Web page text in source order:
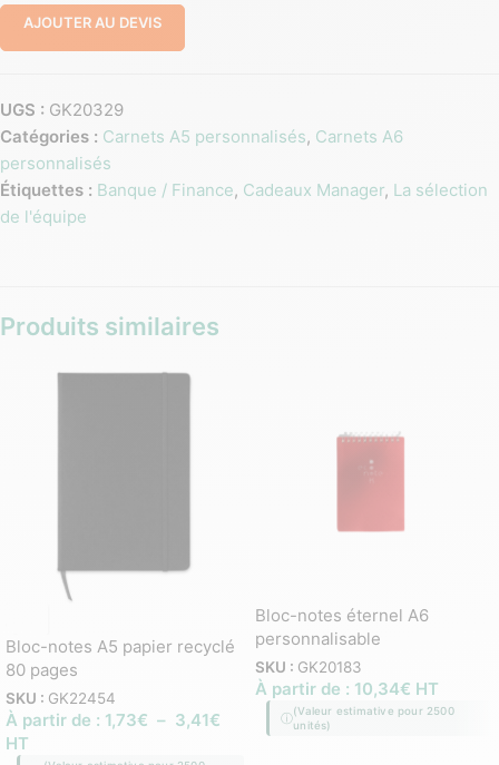
AJOUTER AU DEVIS
UGS : GK20329
Catégories : Carnets A5 personnalisés, Carnets A6
personnalisés
Étiquettes : Banque / Finance, Cadeaux Manager, La sélection
de l'équipe
Produits similaires
Bloc-notes A5 papier recyclé
80 pages
SKU : GK22454
À partir de : 1,73€ – 3,41€
HT
Bloc-notes éternel A6
personnalisable
SKU : GK20183
À partir de : 10,34€ HT
(Valeur estimative pour 2500
unités)